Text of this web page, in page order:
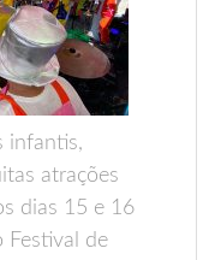
infantis,
atrações
dias 15 e 16
Festival de